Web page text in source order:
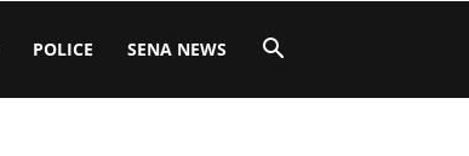
POLICE SENA NEWS